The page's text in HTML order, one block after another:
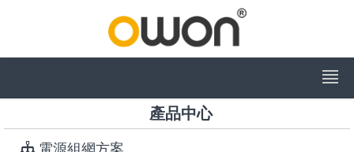
產品中心
電源組網方案